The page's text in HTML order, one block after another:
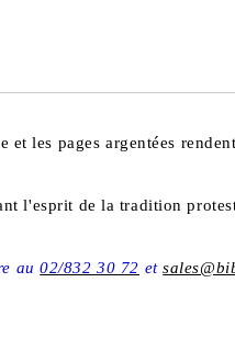
les pages argentées
l'esprit de la tradition
au02/832 30 72 et